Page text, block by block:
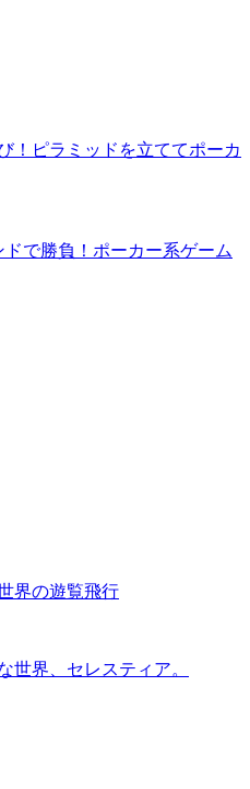
！ピラミッドを立ててポーカ
で勝負！ポーカー系ゲーム
界の遊覧飛行
世界、セレスティア。